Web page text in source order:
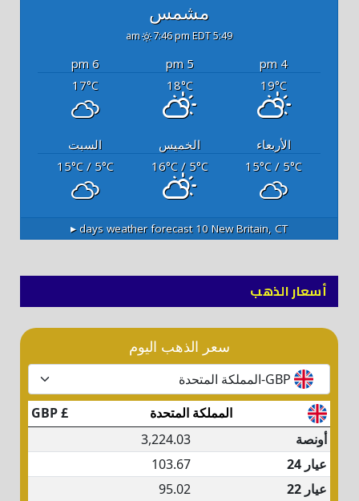
مشمس
5:49 am
7:46 pm EDT
4 pm
5 pm
6 pm
19°C
18°C
17°C
الأربعاء الخميس
السبت
15°C / 5°C
16°C/ 5°C
15°C/ 5°C
New Britain, CT
أسعار الذهب